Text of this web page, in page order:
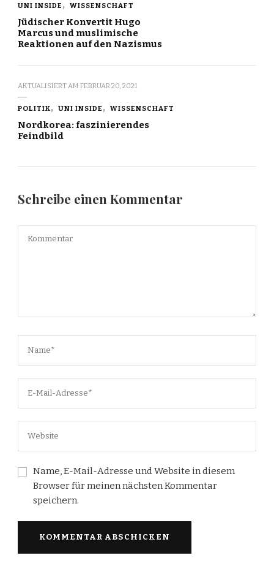
UNI INSIDE WISSENSCHAFT
Jüdischer Konvertit Hugo
Marcus und muslimische
Reaktionen auf den Nazismus
AKTUALISIERT AM FEBRUAR 20, 2021
POLITIK UNI INSIDE WISSENSCHAFT
Nordkorea: faszinierendes
Feindbild
Schreibe einen Kommentar
Name, E-Mail-Adresse und Website in diesem
Browser für meinen nächsten Kommentar
speichern.